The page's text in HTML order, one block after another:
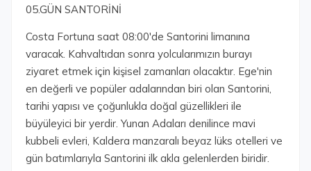
05.GÜN SANTORİNİ
Costa Fortuna saat 08:00'de Santorini limanına
varacak. Kahvaltıdan sonra yolcularımızın burayı
ziyaret etmek için kişisel zamanları olacaktır. Ege'nin
en değerli ve popüler adalarından biri olan Santorini,
tarihi yapısı ve çoğunlukla doğal güzellikleri ile
büyüleyici bir yerdir. Yunan Adaları denilince mavi
kubbeli evleri, Kaldera manzaralı beyaz lüks otelleri ve
gün batımlarıyla Santorini ilk akla gelenlerden biridir.